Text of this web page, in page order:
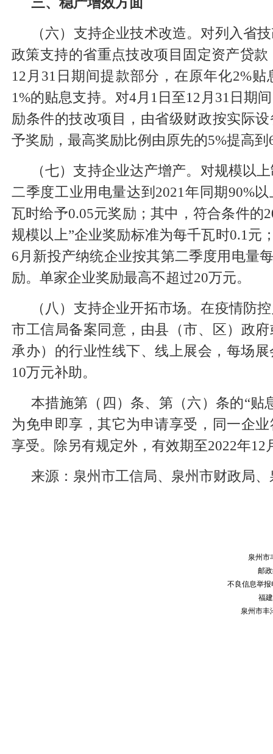
（六）支持企业技术改造。对列入省
政策支持的省重点技改项目固定资产贷款
12月31日期间提款部分，在原年化2%
1%的贴息支持。对4月1日至12月31日期
励条件的技改项目，由省级财政按实际
予奖励，最高奖励比例由原先的5%提高到
（七）支持企业达产增产。对规模以
二季度工业用电量达到2021年同期90%
瓦时给予0.05元奖励；其中，符合条件的
规模以上”企业奖励标准为每千瓦时0.1元
6月新投产纳统企业按其第二季度用电量
励。单家企业奖励最高不超过20万元。
（八）支持企业开拓市场。在疫情防
市工信局备案同意，由县（市、区）政
承办）的行业性线下、线上展会，每场
10万元补助。
本措施第（四）条、第（六）条的“贴
为免申即享，其它为申请享受，同一企
享受。除另有规定外，有效期至2022年12
来源：泉州市工信局、泉州市财政局
泉州市
邮
不良信息举报
福
泉州市丰